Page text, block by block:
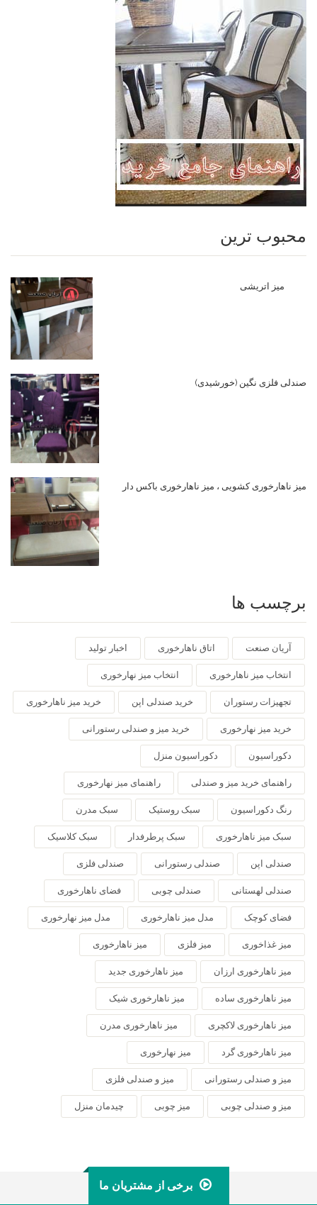
محبوب ترین
میز اتریشی
صندلی فلزی نگین (خورشیدی)
میز ناهارخوری کشویی ، میز ناهارخوری باکس دار
برچسب ها
آریان صنعت اتاق ناهارخوری اخبار تولید
انتخاب میز ناهارخوری انتخاب میز نهارخوری
تجهیزات رستوران خرید صندلی اپن خرید میز ناهارخوری
خرید میز نهارخوری خرید میز و صندلی رستورانی
دکوراسیون دکوراسیون منزل
راهنمای خرید میز و صندلی راهنمای میز نهارخوری
رنگ دکوراسیون سبک روستیک سبک مدرن
سبک میز ناهارخوری سبک پرطرفدار سبک کلاسیک
صندلی اپن صندلی رستورانی صندلی فلزی
صندلی لهستانی صندلی چوبی فضای ناهارخوری
فضای کوچک مدل میز ناهارخوری مدل میز نهارخوری
میز غذاخوری میز فلزی میز ناهارخوری
میز ناهارخوری ارزان میز ناهارخوری جدید
میز ناهارخوری ساده میز ناهارخوری شیک
میز ناهارخوری لاکچری میز ناهارخوری مدرن
میز ناهارخوری گرد میز نهارخوری
میز و صندلی رستورانی میز و صندلی فلزی
میز و صندلی چوبی میز چوبی چیدمان منزل
برخی از مشتریان ما